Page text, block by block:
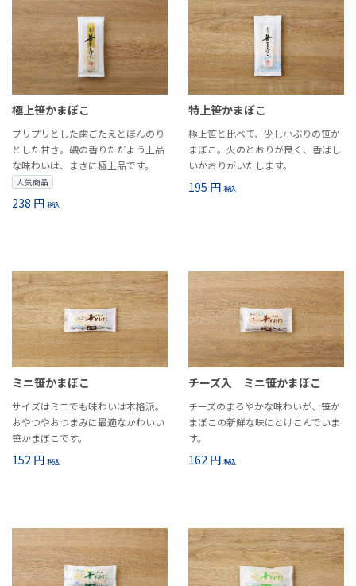
極上笹かまぼこ
プリプリとした歯ごたえとほんのり
とした甘さ。磯の香りただよう上品
な味わいは、まさに極上品です。
人気商品
238 円 税込
特上笹かまぼこ
極上笹と比べて、少し小ぶりの笹か
まぼこ。火のとおりが良く、香ばし
いかおりがいたします。
195 円 税込
ミニ笹かまぼこ
サイズはミニでも味わいは本格派。
おやつやおつまみに最適なかわいい
笹かまぼこです。
152 円 税込
チーズ入 ミニ笹かまぼこ
チーズのまろやかな味わいが、笹か
まぼこの新鮮な味にとけこんでいま
す。
162 円 税込